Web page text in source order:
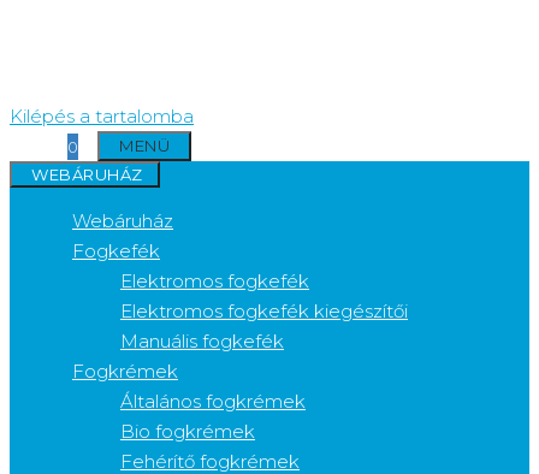
Kilépés a tartalomba
0
MENÜ
WEBÁRUHÁZ
Webáruház
Fogkefék
Elektromos fogkefék
Elektromos fogkefék kiegészítői
Manuális fogkefék
Fogkrémek
Általános fogkrémek
Bio fogkrémek
Fehérítő fogkrémek